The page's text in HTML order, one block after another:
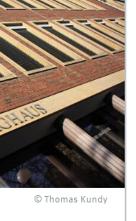
© Thomas Kundy